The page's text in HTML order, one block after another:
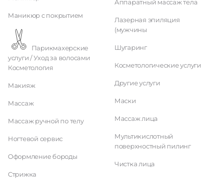
Маникюр с покрытием
услуги / Уход за волосами
Косметология
Макияж
Массаж
Массаж ручной по телу
Ногтевой сервис
Оформление бороды
Стрижка
Аппаратный массаж тела
Лазерная эпиляция
(мужчины
Шугаринг
Косметологические услуги
Другие услуги
Маски
Массаж лица
Мультикислотный
поверхностный пилинг
Чистка лица